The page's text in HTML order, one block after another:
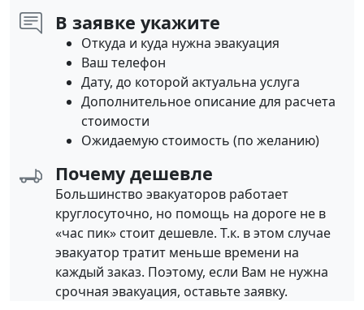
В заявке укажите
Откуда и куда нужна эвакуация
Ваш телефон
Дату, до которой актуальна услуга
Дополнительное описание для расчета
стоимости
Ожидаемую стоимость (по желанию)
Почему дешевле
Большинство эвакуаторов работает
круглосуточно, но помощь на дороге не в
«час пик» стоит дешевле. Т.к. в этом случае
эвакуатор тратит меньше времени на
каждый заказ. Поэтому, если Вам не нужна
срочная эвакуация, оставьте заявку.